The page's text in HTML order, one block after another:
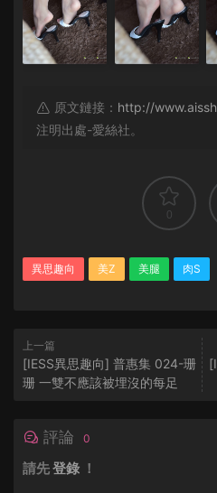
原文鏈接： http://
注明出處-愛絲社。
0
異思趣向 美Z 美腿 肉S
上一篇
[IESS異思趣向] 普惠集 024-珊
珊 一雙不應該被埋沒的每足
評論 0
請先登錄 ！